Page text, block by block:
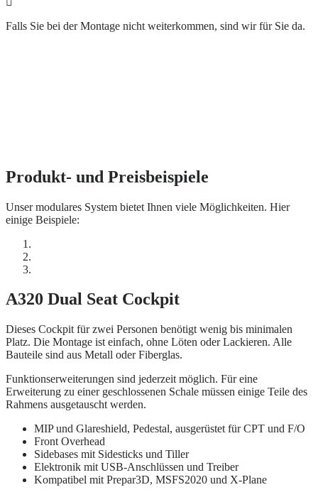
Falls Sie bei der Montage nicht weiterkommen, sind wir für Sie da.
Produkt- und Preisbeispiele
Unser modulares System bietet Ihnen viele Möglichkeiten. Hier
einige Beispiele:
A320 Dual Seat Cockpit
Dieses Cockpit für zwei Personen benötigt wenig bis minimalen
Platz. Die Montage ist einfach, ohne Löten oder Lackieren. Alle
Bauteile sind aus Metall oder Fiberglas.
Funktionserweiterungen sind jederzeit möglich. Für eine
Erweiterung zu einer geschlossenen Schale müssen einige Teile des
Rahmens ausgetauscht werden.
MIP und Glareshield, Pedestal, ausgerüstet für CPT und F/O
Front Overhead
Sidebases mit Sidesticks und Tiller
Elektronik mit USB-Anschlüssen und Treiber
Kompatibel mit Prepar3D, MSFS2020 und X-Plane